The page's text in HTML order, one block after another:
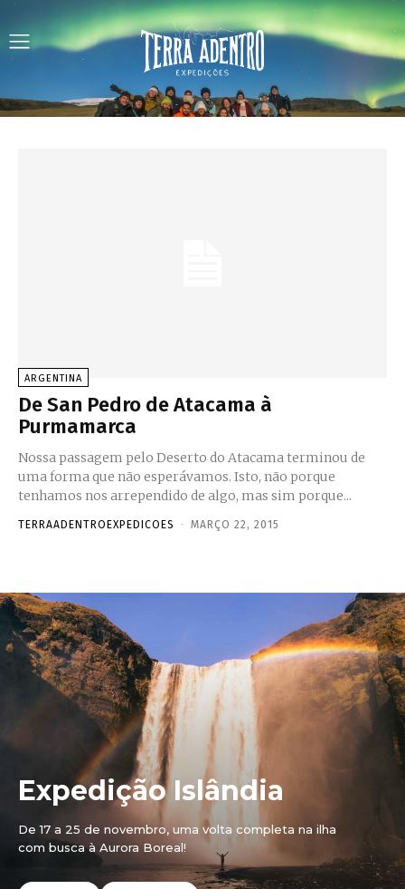
ARGENTINA
De San Pedro de Atacama à
Purmamarca
Nossa passagem pelo Deserto do Atacama terminou de
uma forma que não esperávamos. Isto, não porque
tenhamos nos arrependido de algo, mas sim porque...
TERRAADENTROEXPEDICOES - MARÇO 22, 2015
Expedição Islândia
De 17 a 25 de novembro, uma volta completa na ilha
com busca à Aurora Boreal!